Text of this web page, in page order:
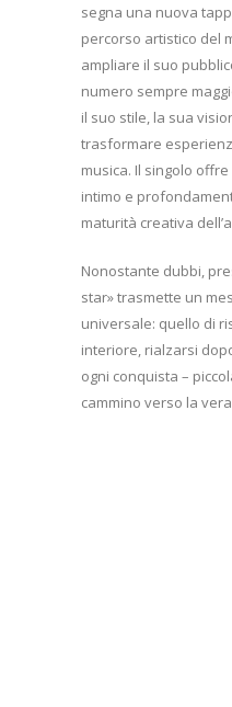
segna una nuova
percorso artistico del
ampliare il suo
numero sempre
il suo stile, la sua
trasformare
musica. Il singolo
intimo e
maturità creativa
Nonostante dubbi,
star» trasmette un
universale: quello di
interiore, rialzarsi
ogni conquista –
cammino verso la